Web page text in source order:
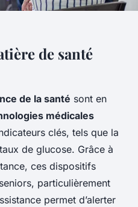
de santé
de la santé sont en
médicales
clés, tels que la
de glucose. Grâce à
ces dispositifs
particulièrement
permet d’alerter